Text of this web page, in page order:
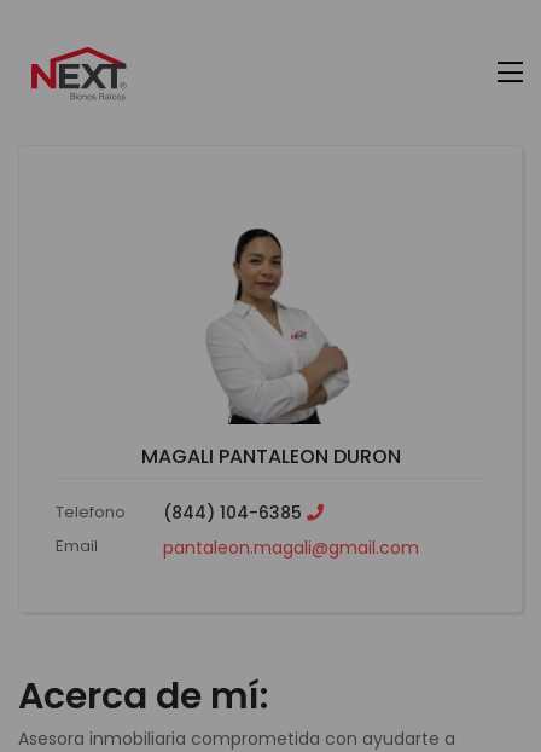
MAGALI PANTALEON DURON
Telefono (844) 104-6385
Email pantaleon.magali@gmail.com
Acerca de mí:
Asesora inmobiliaria comprometida con ayudarte a